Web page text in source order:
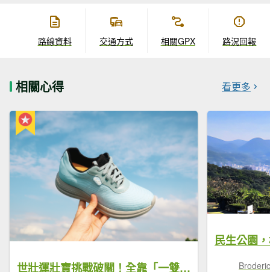
路線資料 交通方式 相關GPX 路況回報
相關心得 看更多
世壯運壯寶挑戰破關！全靠「一雙會呼吸的鞋」